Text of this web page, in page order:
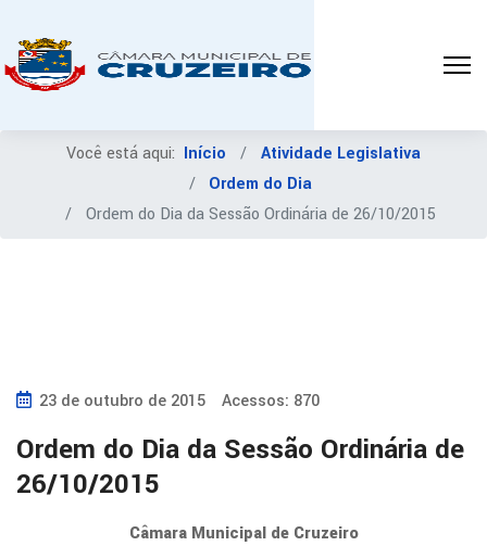
Você está aqui: Início
Atividade Legislativa
Ordem do Dia
Ordem do Dia da Sessão Ordinária de 26/10/2015
23 de outubro de 2015 Acessos: 870
Ordem do Dia da Sessão Ordinária de
26/10/2015
Câmara Municipal de Cruzeiro